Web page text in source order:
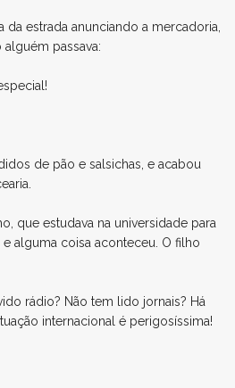
estrada anunciando a mercadoria,
passava:
de pão e salsichas, e acabou
que estudava na universidade para
alguma coisa aconteceu. O filho
rádio? Não tem lido jornais? Há
internacional é perigosíssima!